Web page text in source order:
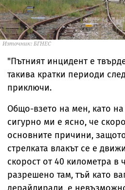
Източник: БГНЕС
"Пътният инцидент е
такива кратки периоди
приключи.
Общо-взето на мен, като
сигурно ми е ясно, че
основните причини,
стрелката влакът се е
скорост от 40 километра в
разрешено там, тъй като